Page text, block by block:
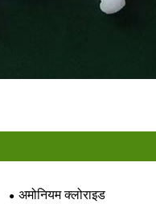
अमोनियम क्लोराइड